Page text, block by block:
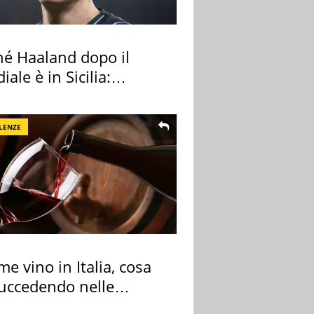
Haaland dopo il
è in Sicilia:
vino in Italia, cosa
nelle